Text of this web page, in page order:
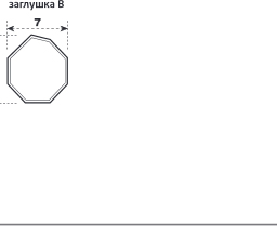
к строительным
1.0